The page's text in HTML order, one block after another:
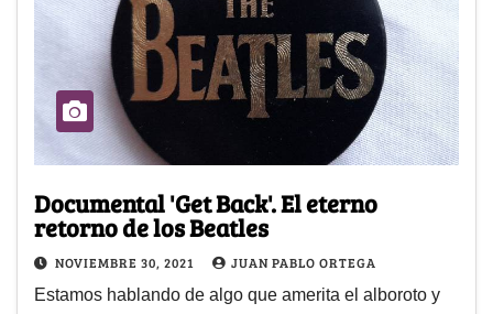
Documental 'Get Back'. El eterno
retorno de los Beatles
NOVIEMBRE 30, 2021 JUAN PABLO ORTEGA
Estamos hablando de algo que amerita el alboroto y